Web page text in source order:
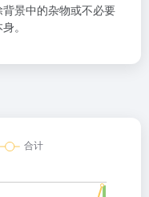
景中的杂物或不必要
。